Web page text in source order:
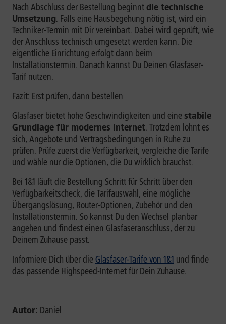
Nach Abschluss der Bestellung beginntdie technische
Umsetzung. Falls eine Hausbegehung nötig ist, wird ein
Techniker-Termin mit Dir vereinbart. Dabei wird geprüft, wie
der Anschluss technisch umgesetzt werden kann. Die
eigentliche Einrichtung erfolgt dann beim
Installationstermin. Danach kannst Du Deinen Glasfaser-
Tarif nutzen.
Fazit: Erst prüfen, dann bestellen
Glasfaser bietet hohe Geschwindigkeiten und eine stabile
Grundlage für modernes Internet. Trotzdem lohnt es
sich, Angebote und Vertragsbedingungen in Ruhe zu
prüfen. Prüfe zuerst die Verfügbarkeit, vergleiche die Tarife
und wähle nur die Optionen, die Du wirklich brauchst.
Bei 1&1 läuft die Bestellung Schritt für Schritt über den
Verfügbarkeitscheck, die Tarifauswahl, eine mögliche
Übergangslösung, Router-Optionen, Zubehör und den
Installationstermin. So kannst Du den Wechsel planbar
angehen und findest einen Glasfaseranschluss, der zu
Deinem Zuhause passt.
Informiere Dich über dieGlasfaser-Tarife von 1&1 und finde
das passende Highspeed-Internet für Dein Zuhause.
Autor: Daniel